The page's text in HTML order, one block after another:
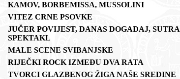
KAMOV, BORBEMISSA, MUSSOLINI
VITEZ CRNE PSOVKE
JUČER POVIJEST, DANAS DOGAĐAJ, SUTRA
SPEKTAKL
MALE SCENE SVIBANJSKE
RIJEČKI ROCK IZMEĐU DVA RATA
TVORCI GLAZBENOG ŽIGA NAŠE SREDINE